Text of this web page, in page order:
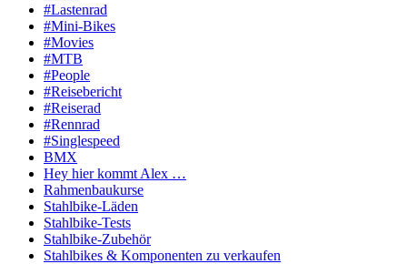
#Lastenrad
#Mini-Bikes
#Movies
#MTB
#People
#Reisebericht
#Reiserad
#Rennrad
#Singlespeed
BMX
Hey hier kommt Alex …
Rahmenbaukurse
Stahlbike-Läden
Stahlbike-Tests
Stahlbike-Zubehör
Stahlbikes & Komponenten zu verkaufen